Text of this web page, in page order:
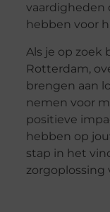
vaardigheden
hebben voor
Als je op zoek
Rotterdam,
brengen aan
nemen voor
positieve
hebben op
stap in het
zorgoplossing